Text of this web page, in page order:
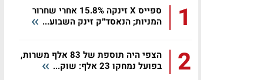
1
ספייס X זינקה 15.8% אחרי שחרור
המניות; הנאסד״ק זינק השבוע...
2
הצפי היה תוספת של 83 אלף משרות,
בפועל נמחקו 23 אלף: שוק...